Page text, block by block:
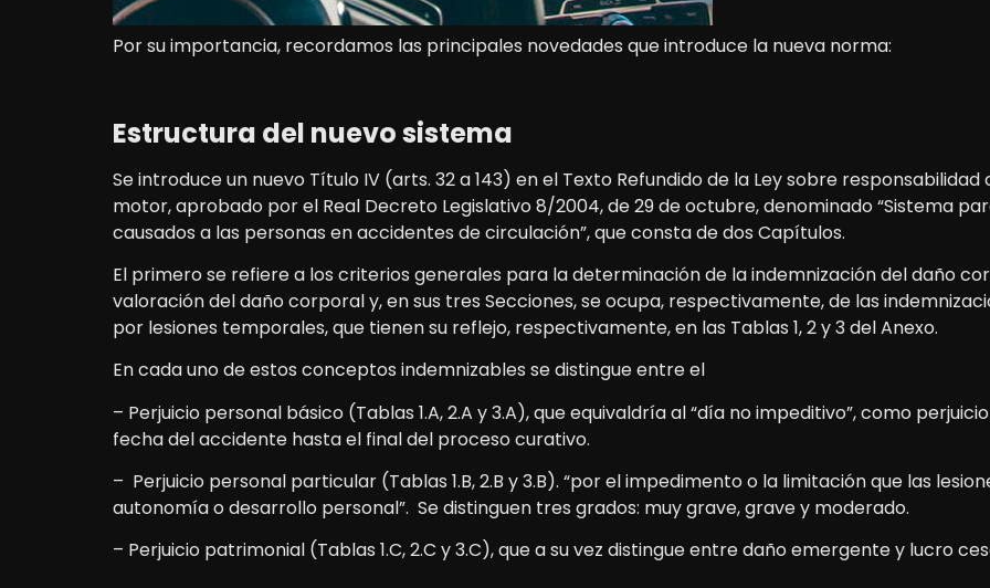
Por su importancia, recordamos las principales novedades que introduce la nueva norma:
Estructura del nuevo sistema
Se introduce un nuevo Título IV (arts. 32 a 143) en el Texto Refundido de la Ley sobre
motor, aprobado por el Real Decreto Legislativo 8/2004, de 29 de octubre, denominado “Sistema
causados a las personas en accidentes de circulación”, que consta de dos Capítulos.
El primero se refiere a los criterios generales para la determinación de la indemnización del daño
valoración del daño corporal y, en sus tres Secciones, se ocupa, respectivamente, de las
por lesiones temporales, que tienen su reflejo, respectivamente, en las Tablas 1, 2 y 3 del Anexo.
En cada uno de estos conceptos indemnizables se distingue entre el
– Perjuicio personal básico (Tablas 1.A, 2.A y 3.A), que equivaldría al “día no impeditivo”, como
fecha del accidente hasta el final del proceso curativo.
– Perjuicio personal particular (Tablas 1.B, 2.B y 3.B). “por el impedimento o la limitación que las
autonomía o desarrollo personal”. Se distinguen tres grados: muy grave, grave y moderado.
– Perjuicio patrimonial (Tablas 1.C, 2.C y 3.C), que a su vez distingue entre daño emergente y lucro